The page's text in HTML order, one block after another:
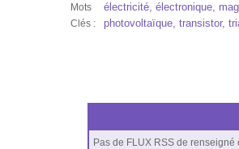
Mots
Clés :
électricité, électronique,
photovoltaïque, transistor,
Pas de FLUX RSS de